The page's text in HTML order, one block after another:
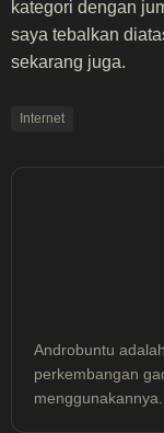
kategori dengan
saya tebalkan
sekarang juga.
Internet
Androbuntu
perkembangan